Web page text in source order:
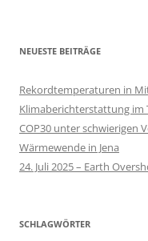
NEUESTE BEITRÄGE
Rekordtemperaturen in
Klimaberichterstattung im
COP30 unter schwierigen
Wärmewende in Jena
24. Juli 2025 – Earth
SCHLAGWÖRTER